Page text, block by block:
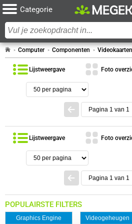
Categorie
Computer Componenten Videokaarten
POPULAIRSTE FILTERS
Graphics Engine
Videogeheugen
Lijstweergave Foto
Lijstweergave Foto